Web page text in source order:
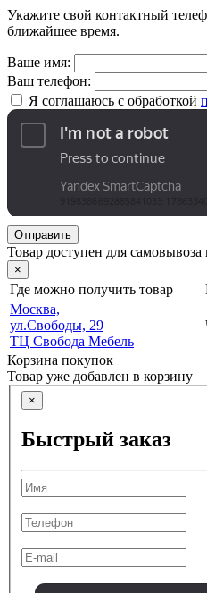
Укажите свой контактный
ближайшее время.
Ваше имя:
Ваш телефон:
Я соглашаюсь с обработкой
Отправить
Товар доступен для
×
Где можно получить товар
Москва,
ул.Свободы, 29
ТЦ Свобода Мебель
Корзина покупок
Товар уже добавлен в корзину
×
Быстрый заказ